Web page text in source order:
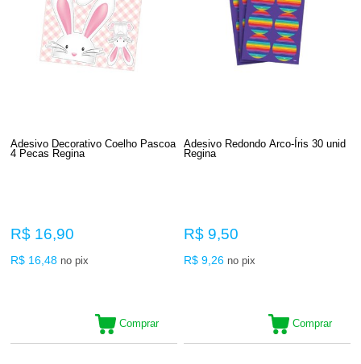
Adesivo Decorativo Coelho Pascoa
4 Pecas Regina
R$ 16,90
R$ 16,48 no pix
Comprar
Adesivo Redondo Arco-Íris 30 unid
Regina
R$ 9,50
R$ 9,26 no pix
Comprar